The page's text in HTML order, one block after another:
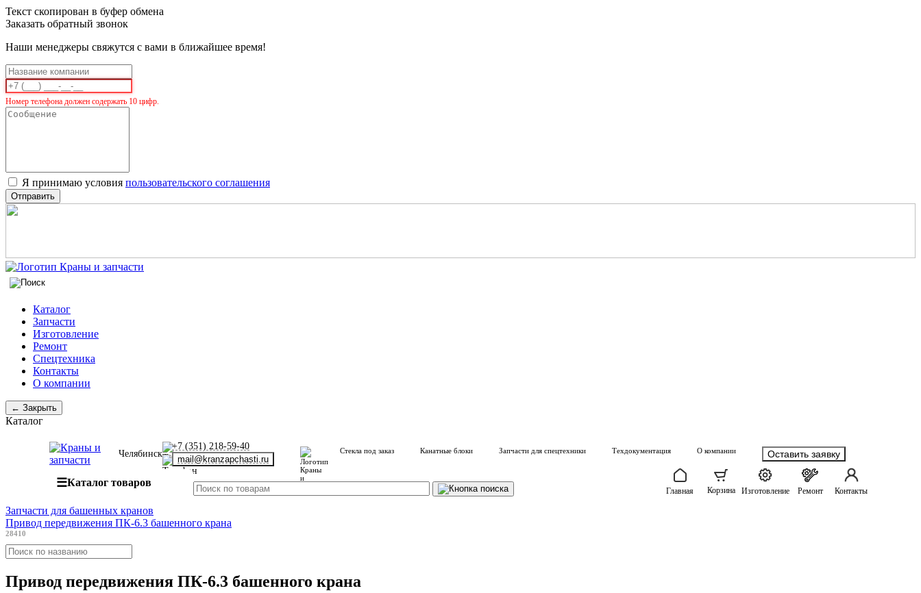
Текст скопирован в буфер обмена
Заказать обратный звонок
Наши менеджеры свяжутся с вами в ближайшее время!
Номер телефона должен содержать 10 цифр.
Я принимаю условия пользовательского соглашения
Отправить
Каталог
Запчасти
Изготовление
Ремонт
Спецтехника
Контакты
О компании
← Закрыть
Каталог
Челябинск
+7 (351) 218-59-40
mail@kranzapchasti.ru
Стекла под заказ Канатные блоки Запчасти для спецтехники Техдокументация О компании Оставить заявку
☰Каталог товаров
Главная Корзина Изготовление Ремонт Контакты
Запчасти для башенных кранов
Привод передвижения ПК-6.3 башенного крана
28410
Привод передвижения ПК-6.3 башенного крана